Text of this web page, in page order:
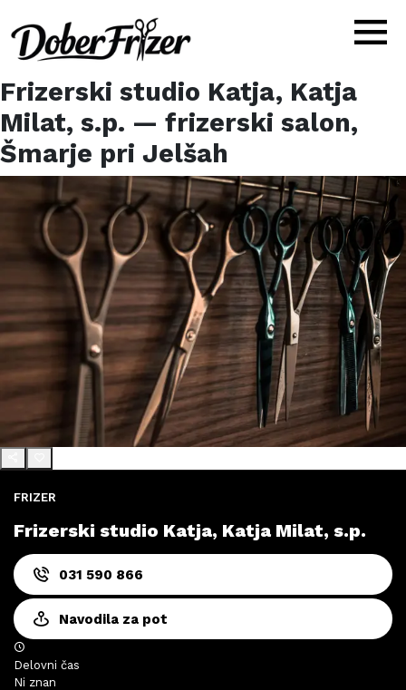
Frizerski studio Katja, Katja
Milat, s.p. — frizerski salon,
Šmarje pri Jelšah
FRIZER
Frizerski studio Katja, Katja Milat, s.p.
031 590 866
Navodila za pot
Delovni čas
Ni znan